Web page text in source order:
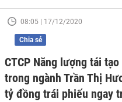
08:05 | 17/12/2020
Chia sẻ
CTCP Năng lượng tái
trong ngành Trần Thị
tỷ đồng trái phiếu ngay